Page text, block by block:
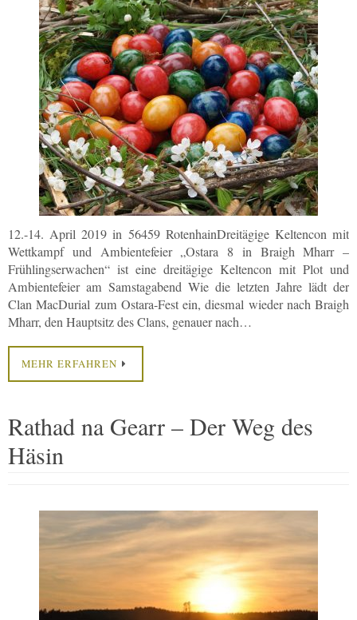
12.-14. April 2019 in 56459 RotenhainDreitägige Keltencon mit
Wettkampf und Ambientefeier „Ostara 8 in Braigh Mharr –
Frühlingserwachen“ ist eine dreitägige Keltencon mit Plot und
Ambientefeier am Samstagabend Wie die letzten Jahre lädt der
Clan MacDurial zum Ostara-Fest ein, diesmal wieder nach Braigh
Mharr, den Hauptsitz des Clans, genauer nach…
MEHR ERFAHREN
Rathad na Gearr – Der Weg des
Häsin